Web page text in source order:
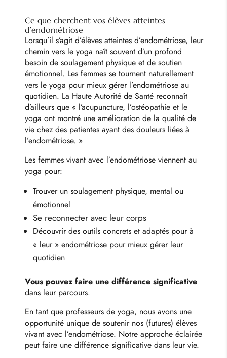
Ce que cherchent vos élèves atteintes
d’endométriose
Lorsqu’il s’agit d’élèves atteintes d’endométriose, leur
chemin vers le yoga naît souvent d’un profond
besoin de soulagement physique et de soutien
émotionnel. Les femmes se tournent naturellement
vers le yoga pour mieux gérer l’endométriose au
quotidien. La Haute Autorité de Santé reconnaît
d’ailleurs que « l’acupuncture, l’ostéopathie et le
yoga ont montré une amélioration de la qualité de
vie chez des patientes ayant des douleurs liées à
l’endométriose. »
Les femmes vivant avec l’endométriose viennent au
yoga pour:
Trouver un soulagement physique, mental ou
émotionnel
Se reconnecter avec leur corps
Découvrir des outils concrets et adaptés pour à
« leur » endométriose pour mieux gérer leur
quotidien
Vous pouvez faire une différence significative
dans leur parcours.
En tant que professeurs de yoga, nous avons une
opportunité unique de soutenir nos (futures) élèves
vivant avec l’endométriose. Notre approche éclairée
peut faire une différence significative dans leur vie.